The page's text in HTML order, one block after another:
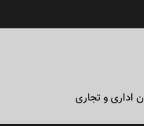
اداری و تجاری